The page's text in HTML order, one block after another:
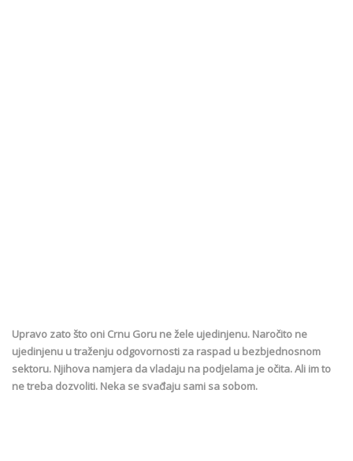
Upravo zato što oni Crnu Goru ne žele ujedinjenu. Naročito ne
ujedinjenu u traženju odgovornosti za raspad u bezbjednosnom
sektoru. Njihova namjera da vladaju na podjelama je očita. Ali im to
ne treba dozvoliti. Neka se svađaju sami sa sobom.